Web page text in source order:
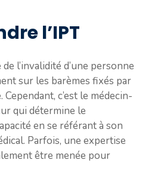
l’IPT
l’invalidité d’une personne
sur les barèmes fixés par
Cependant, c’est le médecin-
qui détermine le
en se référant à son
Parfois, une expertise
être menée pour